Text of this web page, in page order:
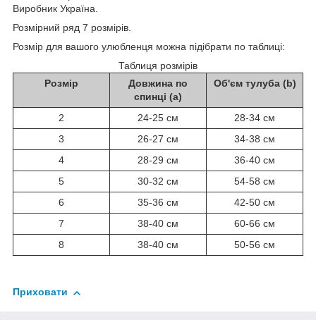
Виробник Україна.
Розмірний ряд 7 розмірів.
Розмір для вашого улюбленця можна підібрати по таблиці:
Таблиця розмірів
Розмір
Довжина по
спинці (a)
Об'єм тулуба (b)
2 24-25 см
28-34 см
3
26-27 см
34-38 см
4
28-29 см
36-40 см
5
30-32 см
54-58 см
6
35-36 см
42-50 см
7
38-40 см
60-66 см
8
38-40 см 50-56 см
Приховати